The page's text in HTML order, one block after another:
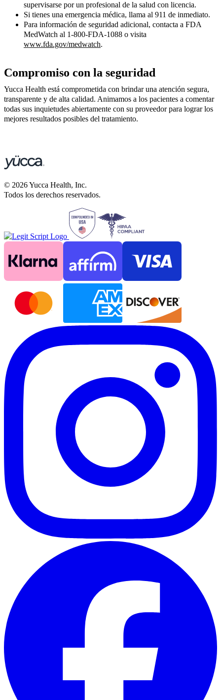
supervisarse por un profesional de la salud con licencia.
Si tienes una emergencia médica, llama al 911 de inmediato.
Para información de seguridad adicional, contacta a FDA
MedWatch al 1-800-FDA-1088 o visita
www.fda.gov/medwatch.
Compromiso con la seguridad
Yucca Health está comprometida con brindar una atención segura,
transparente y de alta calidad. Animamos a los pacientes a comentar
todas sus inquietudes abiertamente con su proveedor para lograr los
mejores resultados posibles del tratamiento.
© 2026Yucca Health, Inc.
Todos los derechos reservados.